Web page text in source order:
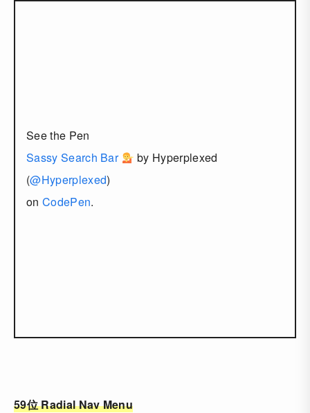
See the Pen
Sassy Search Bar
by Hyperplexed
(@Hyperplexed)
on CodePen.
59位 Radial Nav Menu